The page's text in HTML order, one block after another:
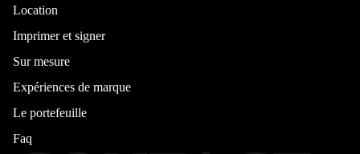
Location
Imprimer et signer
Sur mesure
Expériences de marque
Le portefeuille
Faq